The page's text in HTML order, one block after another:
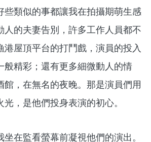
類似的事都讓我在拍攝期萌生感
人的夫妻告別，許多工作人員都不
港屋頂平台的打鬥戲，演員的投入
般精彩；還有更多細微動人的情
館，在無名的夜晚。那是演員們用
，是他們投身表演的初心。
在監看螢幕前凝視他們的演出。